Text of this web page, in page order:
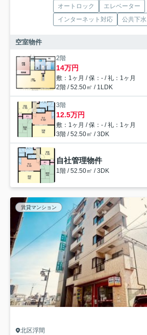
オートロック
エレベーター
インターネット対応
公共下水
空室物件
2階
14万円
敷：1ヶ月 / 保：- / 礼：1ヶ月
2階 / 52.50㎡ / 1LDK
3階
12.5万円
敷：1ヶ月 / 保：- / 礼：1ヶ月
3階 / 52.50㎡ / 3DK
自社管理物件
1階 / 52.50㎡ / 3DK
賃貸マンション
北区浮間